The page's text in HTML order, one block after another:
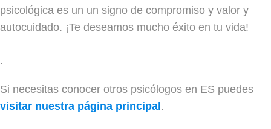
psicológica es un un signo de compromiso y valor y
autocuidado. ¡Te deseamos mucho éxito en tu vida!
.
Si necesitas conocer otros psicólogos en ES puedes
visitar nuestra página principal.